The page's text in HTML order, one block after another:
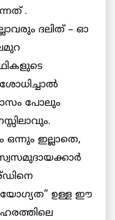
.
ദലിത് – ഓ
പോലും
ഇല്ലാതെ,
യോഗ്യത” ഉള്ള ഈ